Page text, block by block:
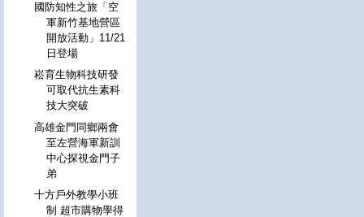
國防知性之旅「空
軍新竹基地營區
開放活動」11/21
日登場
崧育生物科技研發
可取代抗生素科
技大突破
高雄金門同鄉兩會
至左營海軍新訓
中心探視金門子
弟
十方戶外教學小班
制 超市購物學得